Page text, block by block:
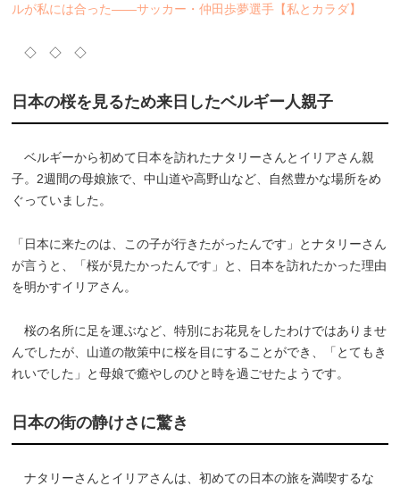
ルが私には合った――サッカー・仲田歩夢選手【私とカラダ】
◇ ◇ ◇
日本の桜を見るため来日したベルギー人親子
ベルギーから初めて日本を訪れたナタリーさんとイリアさん親
子。2週間の母娘旅で、中山道や高野山など、自然豊かな場所をめ
ぐっていました。
「日本に来たのは、この子が行きたがったんです」とナタリーさん
が言うと、「桜が見たかったんです」と、日本を訪れたかった理由
を明かすイリアさん。
桜の名所に足を運ぶなど、特別にお花見をしたわけではありませ
んでしたが、山道の散策中に桜を目にすることができ、「とてもき
れいでした」と母娘で癒やしのひと時を過ごせたようです。
日本の街の静けさに驚き
ナタリーさんとイリアさんは、初めての日本の旅を満喫するな